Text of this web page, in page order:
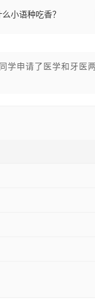
小语种吃香？
学申请了医学和牙医